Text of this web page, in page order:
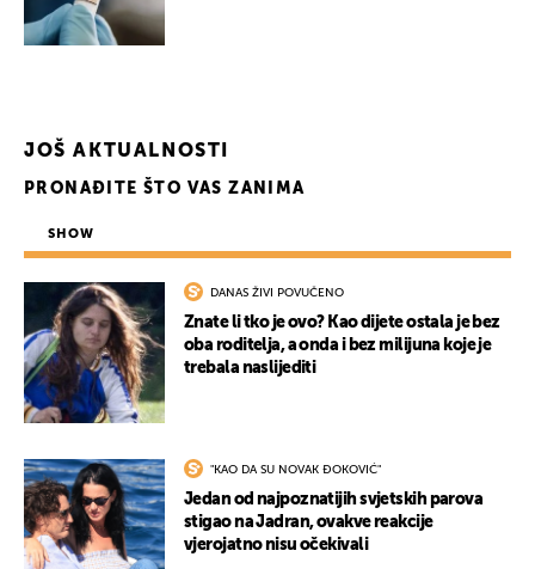
JOŠ AKTUALNOSTI
PRONAĐITE ŠTO VAS ZANIMA
SHOW
DANAS ŽIVI POVUČENO
Znate li tko je ovo? Kao dijete ostala je bez
oba roditelja, a onda i bez milijuna koje je
trebala naslijediti
"KAO DA SU NOVAK ĐOKOVIĆ"
Jedan od najpoznatijih svjetskih parova
stigao na Jadran, ovakve reakcije
vjerojatno nisu očekivali
UKLJUČITE NOTIFIKACIJE